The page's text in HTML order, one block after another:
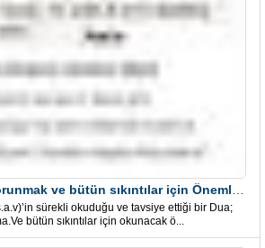
sürekli okuduğu ve tavsiye ettiği bir Dua;
bütün sıkıntılar için okunacak ö...